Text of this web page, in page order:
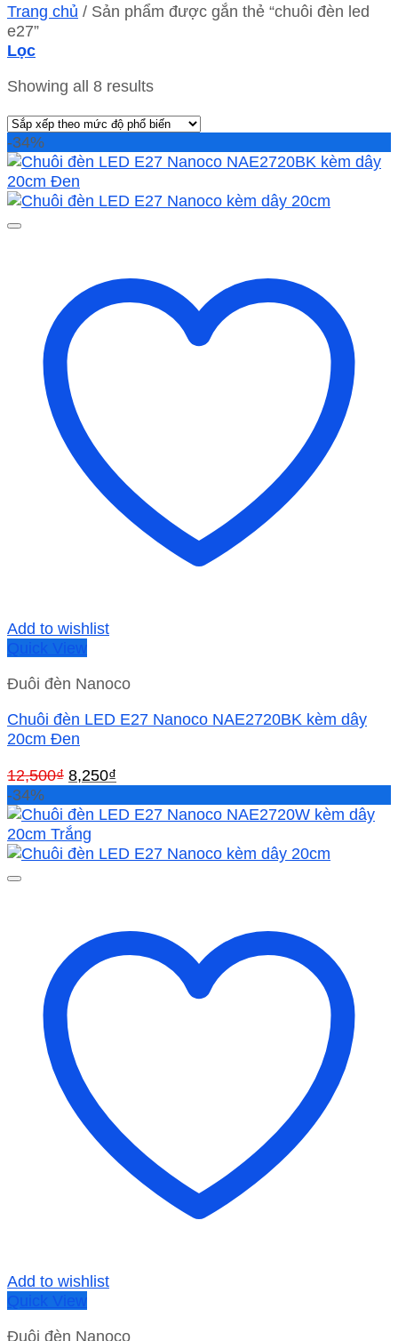
Trang chủ / Sản phẩm được gắn thẻ “chuôi đèn led
e27”
Lọc
Showing all 8 results
-34%
Add to wishlist
Quick View
Đuôi đèn Nanoco
Chuôi đèn LED E27 Nanoco NAE2720BK kèm dây
20cm Đen
12,500₫ Giá
là:
12,500₫.
8,250₫
tại
8,250₫.
-34%
Add to wishlist
Quick View
Đuôi đèn Nanoco